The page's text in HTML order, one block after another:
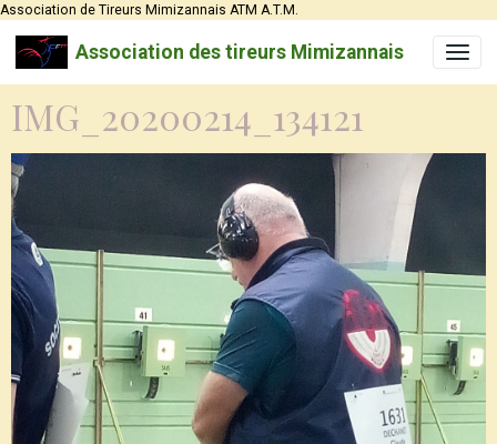
Association de Tireurs Mimizannais ATM A.T.M.
Association des tireurs Mimizannais
IMG_20200214_134121